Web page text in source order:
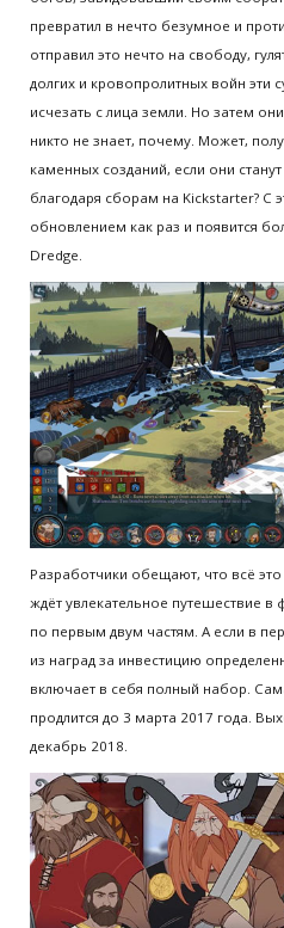
превратил в нечто безумное и
отправил это нечто на свободу,
долгих и кровопролитных войн эти
исчезать с лица земли. Но затем
никто не знает, почему. Может,
каменных созданий, если они
благодаря сборам на Kickstarter? С
обновлением как раз и появится
Dredge.
Разработчики обещают, что всё
ждёт увлекательное путешествие
по первым двум частям. А если в
из наград за инвестицию
включает в себя полный набор.
продлится до 3 марта 2017 года.
декабрь 2018.